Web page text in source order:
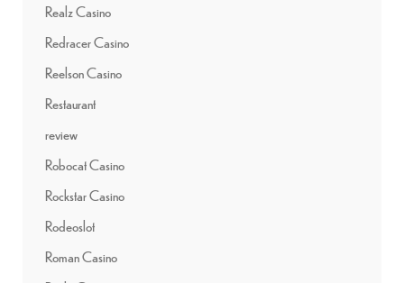
Realz Casino
Redracer Casino
Reelson Casino
Restaurant
review
Robocat Casino
Rockstar Casino
Rodeoslot
Roman Casino